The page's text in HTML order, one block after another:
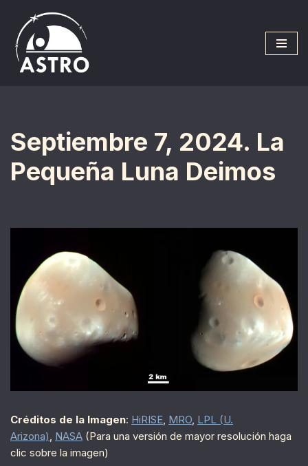
Saltar
al
contenido
Septiembre 7, 2024. La
Pequeña Luna Deimos
Créditos de la Imagen: HiRISE, MRO, LPL (U.
Arizona), NASA (Para una versión de mayor resolución haga
clic sobre la imagen)